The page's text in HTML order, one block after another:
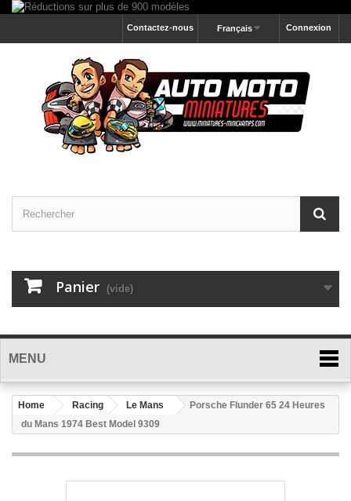
Connexion
Français
Contactez-nous
Panier (vide)
MENU
Home Racing Le Mans
Porsche Flunder 65 24 Heures
du Mans 1974 Best Model 9309